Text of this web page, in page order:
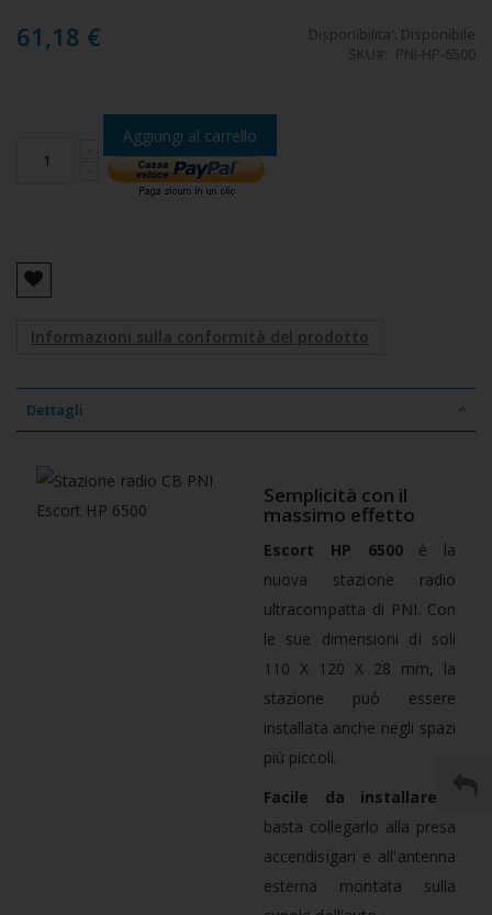
61,18 € Disponibilita': Disponibile
SKU
PNI-HP-6500
Aggiungi al carrello
Informazioni sulla conformità del prodotto
Dettagli
Semplicità con il
massimo effetto
Escort HP 6500è la
nuova stazione radio
ultracompatta di PNI. Con
le sue dimensioni di soli
110 X 120 X 28 mm, la
stazione può essere
installata anche negli spazi
più piccoli.
Facile da installare
basta collegarlo alla presa
accendisigari e all'antenna
esterna montata sulla